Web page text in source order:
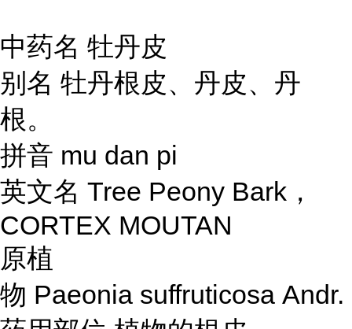
中药名 牡丹皮
别名 牡丹根皮、丹皮、丹
根。
拼音 mu dan pi
英文名 Tree Peony Bark，
CORTEX MOUTAN
原植
物 Paeonia suffruticosa Andr.